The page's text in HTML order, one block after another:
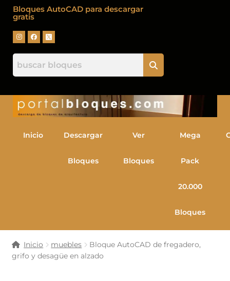
Bloques AutoCAD para descargar
gratis
Inicio Descargar
Bloques
Ver
Bloques
Mega
Pack
20.000
Bloques
Inicio muebles
Bloque AutoCAD de fregadero,
grifo y desagüe en alzado